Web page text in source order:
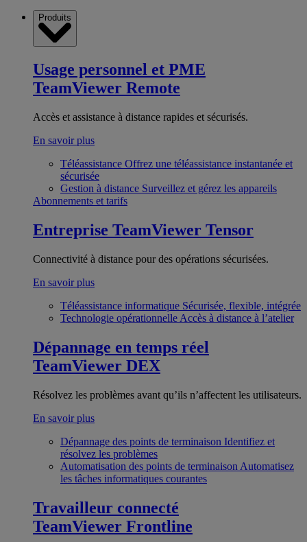
Produits
Usage personnel et PME
TeamViewer Remote
Accès et assistance à distance rapides et sécurisés.
En savoir plus
Téléassistance Offrez une téléassistance instantanée et
sécurisée
Gestion à distance Surveillez et gérez les appareils
Abonnements et tarifs
Entreprise TeamViewer Tensor
Connectivité à distance pour des opérations sécurisées.
En savoir plus
Téléassistance informatique Sécurisée, flexible, intégrée
Technologie opérationnelle Accès à distance à l’atelier
Dépannage en temps réel
TeamViewer DEX
Résolvez les problèmes avant qu’ils n’affectent les utilisateurs.
En savoir plus
Dépannage des points de terminaison Identifiez et
résolvez les problèmes
Automatisation des points de terminaison Automatisez
les tâches informatiques courantes
Travailleur connecté
TeamViewer Frontline